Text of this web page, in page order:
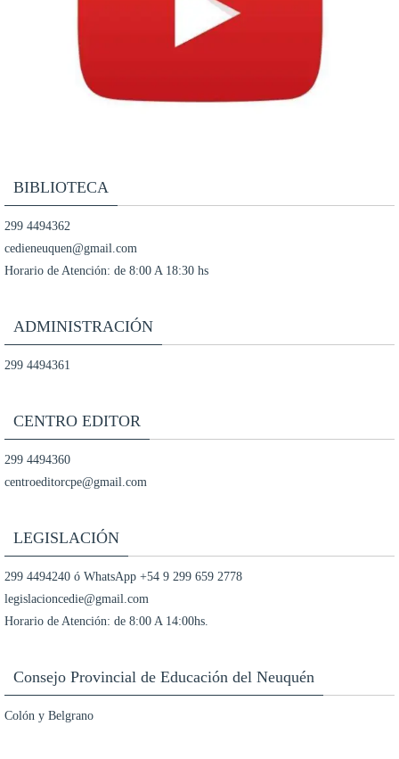
BIBLIOTECA
299 4494362
cedieneuquen@gmail.com
Horario de Atención: de 8:00 A 18:30 hs
ADMINISTRACIÓN
299 4494361
CENTRO EDITOR
299 4494360
centroeditorcpe@gmail.com
LEGISLACIÓN
299 4494240 ó WhatsApp +54 9 299 659 2778
legislacioncedie@gmail.com
Horario de Atención: de 8:00 A 14:00hs.
Consejo Provincial de Educación del Neuquén
Colón y Belgrano